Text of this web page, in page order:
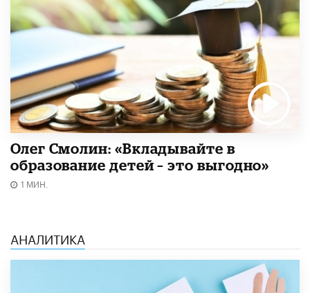
Олег Смолин: «Вкладывайте в
образование детей – это выгодно»
1 МИН.
АНАЛИТИКА